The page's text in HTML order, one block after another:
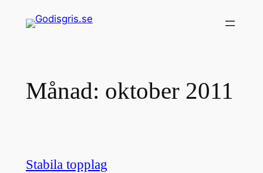
Månad: oktober 2011
Stabila topplag